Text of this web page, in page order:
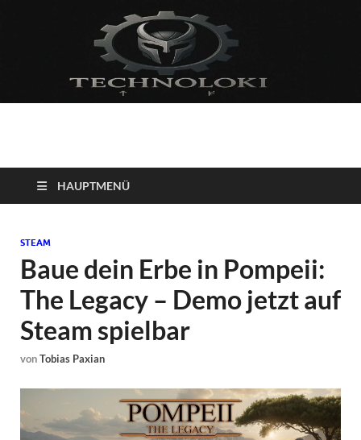
Technoloki: Gaming
und Entertainment
News
Blockbuster, Indie-Perlen und Retro-Klassiker.
HAUPTMENÜ
STEAM
Baue dein Erbe in Pompeii:
The Legacy – Demo jetzt auf
Steam spielbar
vonTobias Paxian